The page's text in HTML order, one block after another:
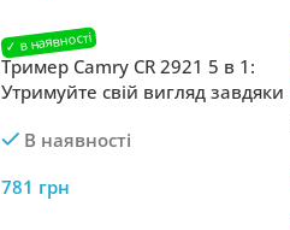
Тример Camry CR 2921 5 в 1:
Утримуйте свій вигляд завдяки
тримеру
В наявності
781 грн